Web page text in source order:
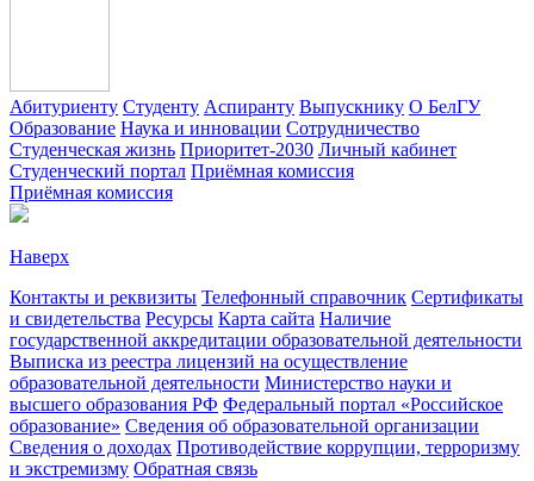
Абитуриенту Студенту Аспиранту Выпускнику О БелГУ
Образование Наука и инновации Сотрудничество
Студенческая жизнь Приоритет-2030 Личный кабинет
Студенческий портал Приёмная комиссия
Приёмная комиссия
Наверх
Контакты и реквизиты Телефонный справочник Сертификаты
и свидетельства Ресурсы Карта сайта Наличие
государственной аккредитации образовательной деятельности
Выписка из реестра лицензий на осуществление
образовательной деятельности Министерствo науки и
высшего образования РФ Федеральный портал «Российское
образование» Сведения об образовательной организации
Сведения о доходах Противодействие коррупции, терроризму
и экстремизму Обратная связь